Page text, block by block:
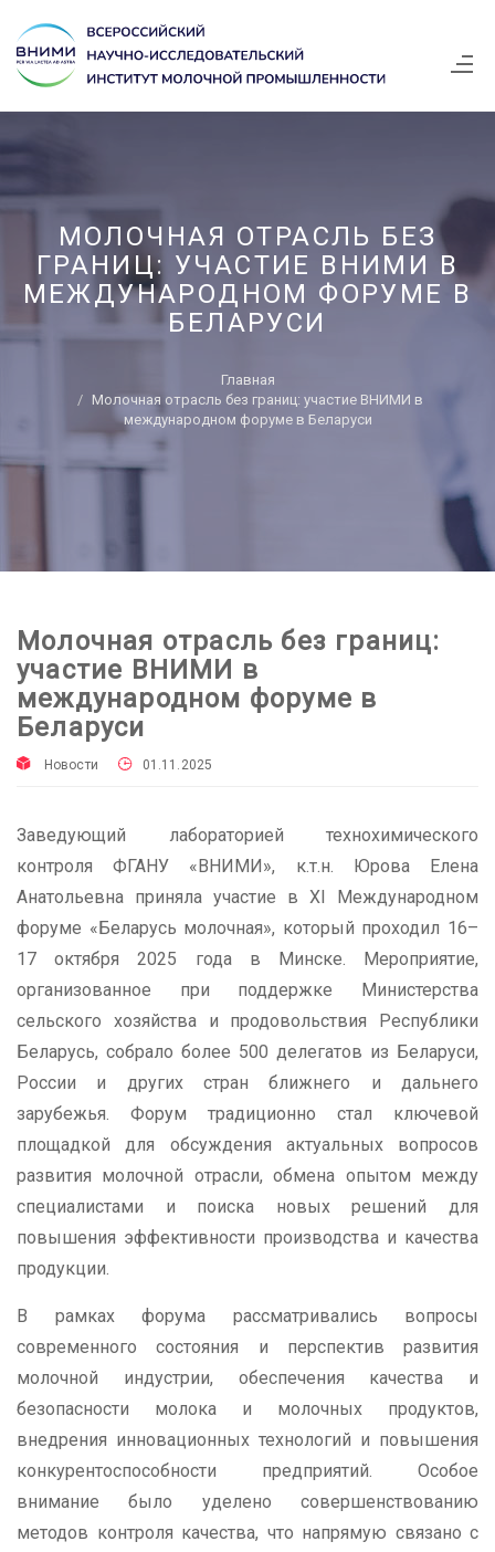
МОЛОЧНАЯ ОТРАСЛЬ БЕЗ
ГРАНИЦ: УЧАСТИЕ ВНИМИ В
МЕЖДУНАРОДНОМ ФОРУМЕ В
БЕЛАРУСИ
Главная
Молочная отрасль без границ: участие ВНИМИ в
международном форуме в Беларуси
Молочная отрасль без границ:
участие ВНИМИ в
международном форуме в
Беларуси
Новости 01.11.2025
Заведующий лабораторией технохимического
контроля ФГАНУ «ВНИМИ», к.т.н. Юрова Елена
Анатольевна приняла участие в XI Международном
форуме «Беларусь молочная», который проходил 16–
17 октября 2025 года в Минске. Мероприятие,
организованное при поддержке Министерства
сельского хозяйства и продовольствия Республики
Беларусь, собрало более 500 делегатов из Беларуси,
России и других стран ближнего и дальнего
зарубежья. Форум традиционно стал ключевой
площадкой для обсуждения актуальных вопросов
развития молочной отрасли, обмена опытом между
специалистами и поиска новых решений для
повышения эффективности производства и качества
продукции.
В рамках форума рассматривались вопросы
современного состояния и перспектив развития
молочной индустрии, обеспечения качества и
безопасности молока и молочных продуктов,
внедрения инновационных технологий и повышения
конкурентоспособности предприятий. Особое
внимание было уделено совершенствованию
методов контроля качества, что напрямую связано с